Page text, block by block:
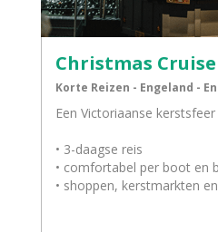
Christmas
Korte Reizen - Engeland -
Een Victoriaanse kerstsfeer
• 3-daagse reis
• comfortabel per boot en
• shoppen, kerstmarkten